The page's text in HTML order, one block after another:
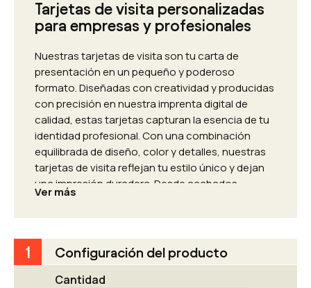
Tarjetas de visita personalizadas
para empresas y profesionales
Nuestras tarjetas de visita son tu carta de
presentación en un pequeño y poderoso
formato. Diseñadas con creatividad y producidas
con precisión en nuestra imprenta digital de
calidad, estas tarjetas capturan la esencia de tu
identidad profesional. Con una combinación
equilibrada de diseño, color y detalles, nuestras
tarjetas de visita reflejan tu estilo único y dejan
una impresión duradera. Desde acabados
elegantes hasta opciones personalizadas, te
ayudamos a destacar en cualquier situación
Ver más
1
Configuración del producto
Cantidad